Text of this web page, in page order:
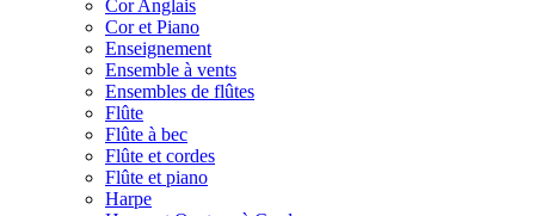
Cor Anglais
Cor et Piano
Enseignement
Ensemble à vents
Ensembles de flûtes
Flûte
Flûte à bec
Flûte et cordes
Flûte et piano
Harpe